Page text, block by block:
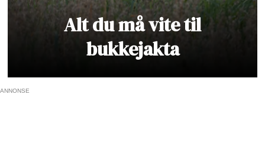
Alt du må vite til
bukkejakta
ANNONSE